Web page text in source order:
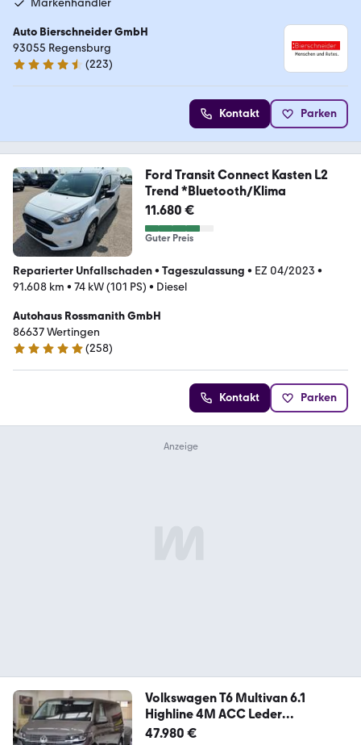
Markenhändler
Auto Bierschneider GmbH
93055 Regensburg
4.4 Sterne
(223)
Kontakt Parken
Ford Transit Connect Kasten L2
Trend *Bluetooth/Klima
11.680 €
Guter Preis
Reparierter Unfallschaden• Tageszulassung • EZ 04/2023 •
91.608 km • 74 kW (101 PS) • Diesel
Autohaus Rossmanith GmbH
86637 Wertingen
4.8 Sterne
(258)
Kontakt Parken
Volkswagen T6 Multivan 6.1
Highline 4M ACC Leder
ServiceNeu
47.980 €